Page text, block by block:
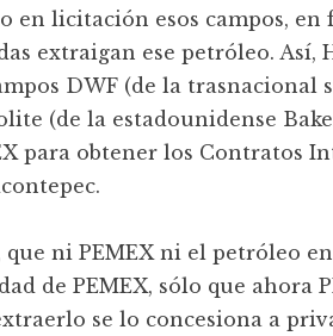
en licitación esos campos, en
extraigan ese petróleo.
DWF (de la trasnacional
(de la estadounidense
para obtener los Contratos
ni PEMEX ni el petróleo
de PEMEX, sólo que ahora
se lo concesiona a